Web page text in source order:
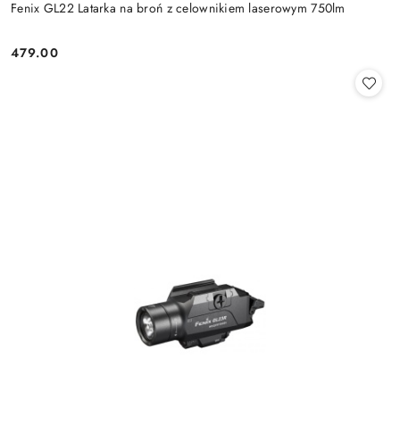
Fenix GL22 Latarka na broń z celownikiem laserowym 750lm
Cena:
479.00